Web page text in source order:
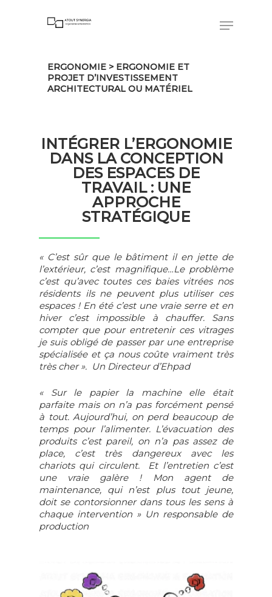
Hit enter to search or ESC to close
ERGONOMIE > ERGONOMIE ET
PROJET D’INVESTISSEMENT
ARCHITECTURAL OU MATÉRIEL
INTÉGRER L’ERGONOMIE
DANS LA CONCEPTION
DES ESPACES DE
TRAVAIL : UNE
APPROCHE
STRATÉGIQUE
« C’est sûr que le bâtiment il en jette de
l’extérieur, c’est magnifique…Le problème
c’est qu’avec toutes ces baies vitrées nos
résidents ils ne peuvent plus utiliser ces
espaces ! En été c’est une vraie serre et en
hiver c’est impossible à chauffer. Sans
compter que pour entretenir ces vitrages
je suis obligé de passer par une entreprise
spécialisée et ça nous coûte vraiment très
très cher ». Un Directeur d’Ehpad
« Sur le papier la machine elle était
parfaite mais on n’a pas forcément pensé
à tout. Aujourd’hui, on perd beaucoup de
temps pour l’alimenter. L’évacuation des
produits c’est pareil, on n’a pas assez de
place, c’est très dangereux avec les
chariots qui circulent. Et l’entretien c’est
une vraie galère ! Mon agent de
maintenance, qui n’est plus tout jeune,
doit se contorsionner dans tous les sens à
chaque intervention » Un responsable de
production